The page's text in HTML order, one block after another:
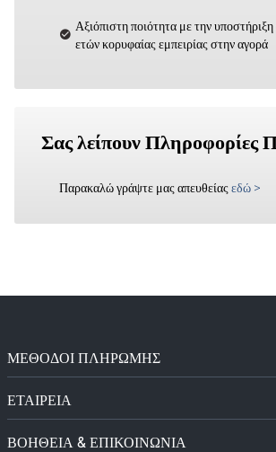
Αξιόπιστη ποιότητα με την
ετών κορυφαίας εμπειρίας στην αγορά
Σας λείπουν Πληροφορίες
Παρακαλώ γράψτε μας απευθείας εδώ >
ΜΈΘΟΔΟΙ ΠΛΗΡΩΜΉΣ
ΕΤΑΙΡΕΙΑ
ΒΟΗΘΕΙΑ & ΕΠΙΚΟΙΝΩΝΙΑ